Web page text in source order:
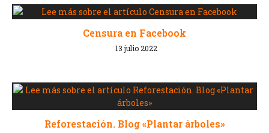
Censura en Facebook
13 julio 2022
Reforestación. Blog «Plantar árboles»